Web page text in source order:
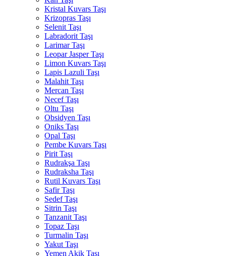
Kristal Kuvars Taşı
Krizopras Taşı
Selenit Taşı
Labradorit Taşı
Larimar Taşı
Leopar Jasper Taşı
Limon Kuvars Taşı
Lapis Lazuli Taşı
Malahit Taşı
Mercan Taşı
Necef Taşı
Oltu Taşı
Obsidyen Taşı
Oniks Taşı
Opal Taşı
Pembe Kuvars Taşı
Pirit Taşı
Rudrakşa Taşı
Rudraksha Taşı
Rutil Kuvars Taşı
Safir Taşı
Sedef Taşı
Sitrin Taşı
Tanzanit Taşı
Topaz Taşı
Turmalin Taşı
Yakut Taşı
Yemen Akik Taşı